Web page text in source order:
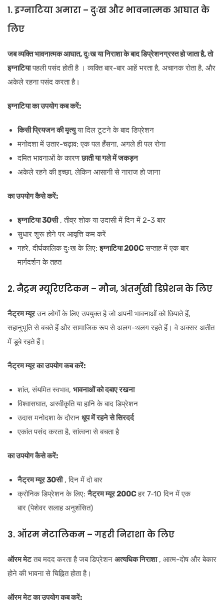
1. इग्नाटिया अमारा – दुःख और भावनात्मक आघात के
लिए
जब व्यक्ति भावनात्मक आघात, दुःख या निराशा के बाद डिप्रेशनग्रस्त हो जाता है, तो
इग्नाटियापहली पसंद होती है । व्यक्ति बार-बार आहें भरता है, अचानक रोता है, और
अकेले रहना पसंद करता है।
इग्नाटिया का उपयोग कब करें:
किसी प्रियजन की मृत्युया दिल टूटने के बाद डिप्रेशन
मनोदशा में उतार-चढ़ाव: एक पल हँसना, अगले ही पल रोना
दमित भावनाओं के कारणछाती या गले में जकड़न
अकेले रहने की इच्छा, लेकिन आसानी से नाराज हो जाना
का उपयोग कैसे करें:
इग्नाटिया 30सी, तीव्र शोक या उदासी में दिन में 2-3 बार
सुधार शुरू होने पर आवृत्ति कम करें
गहरे, दीर्घकालिक दुःख के लिए:इग्नाटिया 200Cसप्ताह में एक बार
मार्गदर्शन के तहत
2. नैट्रम म्यूरिएटिकम – मौन, अंतर्मुखी डिप्रेशन के लिए
नैट्रम म्यूरउन लोगों के लिए उपयुक्त है जो अपनी भावनाओं को छिपाते हैं,
सहानुभूति से बचते हैं और सामाजिक रूप से अलग-थलग रहते हैं। वे अक्सर अतीत
में डूबे रहते हैं।
नैट्रम म्यूर का उपयोग कब करें:
शांत, संयमित स्वभाव, भावनाओं को दबाए रखना
विश्वासघात, अस्वीकृति या हानि के बाद डिप्रेशन
उदास मनोदशा के दौरान धूप में रहने से सिरदर्द
एकांत पसंद करता है, सांत्वना से बचता है
का उपयोग कैसे करें:
नैट्रम म्यूर 30सी, दिन में दो बार
क्रोनिक डिप्रेशन के लिए:नैट्रम म्यूर 200Cहर 7-10 दिन में एक
बार (पेशेवर सलाह अनुशंसित)
3. ऑरम मेटालिकम – गहरी निराशा के लिए
ऑरम मेटतब मदद करता है जब डिप्रेशन अत्यधिक निराशा, आत्म-दोष और बेकार
होने की भावना से चिह्नित होता है।
ऑरम मेट का उपयोग कब करें: